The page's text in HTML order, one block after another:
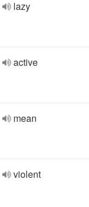
lazy
active
mean
violent